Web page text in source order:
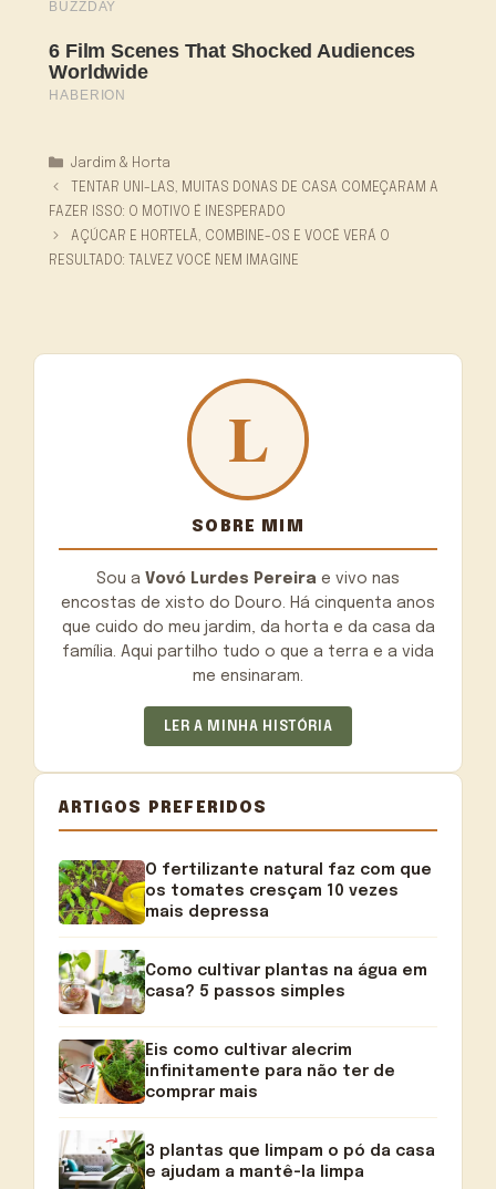
Categorias
Jardim & Horta
TENTAR UNI-LAS, MUITAS DONAS DE CASA COMEÇARAM A
FAZER ISSO: O MOTIVO É INESPERADO
AÇÚCAR E HORTELÃ, COMBINE-OS E VOCÊ VERÁ O
RESULTADO: TALVEZ VOCÊ NEM IMAGINE
SOBRE MIM
Sou a Vovó Lurdes Pereira e vivo nas
encostas de xisto do Douro. Há cinquenta anos
que cuido do meu jardim, da horta e da casa da
família. Aqui partilho tudo o que a terra e a vida
me ensinaram.
LER A MINHA HISTÓRIA
ARTIGOS PREFERIDOS
O fertilizante natural faz com que
os tomates cresçam 10 vezes
mais depressa
Como cultivar plantas na água em
casa? 5 passos simples
Eis como cultivar alecrim
infinitamente para não ter de
comprar mais
3 plantas que limpam o pó da casa
e ajudam a mantê-la limpa